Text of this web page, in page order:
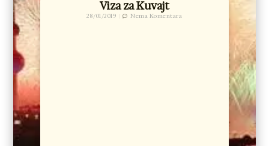
Viza za Kuvajt
28/01/2019 Nema Komentara